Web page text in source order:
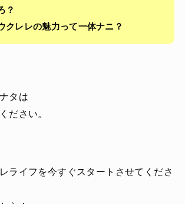
？
クレレの魅力って一体ナニ？
タは
ださい。
ライフを今すぐスタートさせてくださ